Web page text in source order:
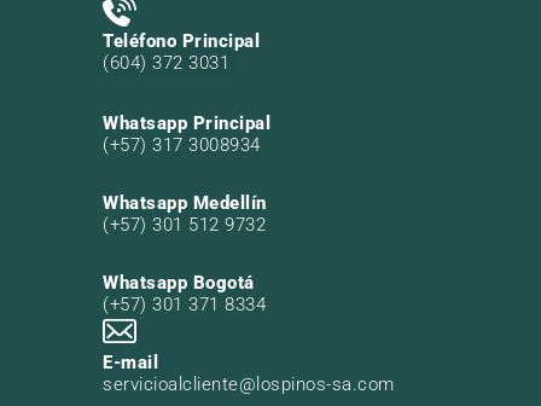
Teléfono Principal
(604) 372 3031
Whatsapp Principal
(+57) 317 3008934
Whatsapp Medellín
(+57) 301 512 9732
Whatsapp Bogotá
(+57) 301 371 8334
E-mail
servicioalcliente@lospinos-sa.com